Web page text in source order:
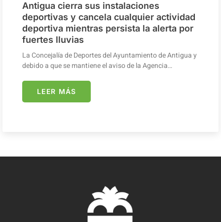
Antigua cierra sus instalaciones
deportivas y cancela cualquier actividad
deportiva mientras persista la alerta por
fuertes lluvias
La Concejalía de Deportes del Ayuntamiento de Antigua y
debido a que se mantiene el aviso de la Agencia…
LEER MÁS